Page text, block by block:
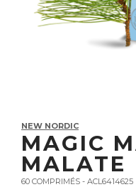
NEW NORDIC
MAGIC
MALATE
60 COMPRIMÉS - ACL6414625